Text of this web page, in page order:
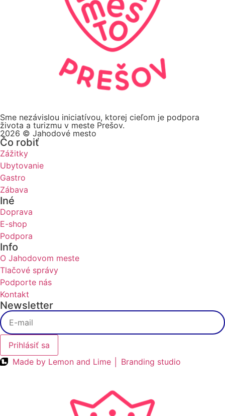
Sme nezávislou iniciatívou, ktorej cieľom je podpora
života a turizmu v meste Prešov.
2026 © Jahodové mesto
Čo robiť
Zážitky
Ubytovanie
Gastro
Zábava
Iné
Doprava
E-shop
Podpora
Info
O Jahodovom meste
Tlačové správy
Podporte nás
Kontakt
Newsletter
Prihlásiť sa
Made by Lemon and Lime │ Branding studio